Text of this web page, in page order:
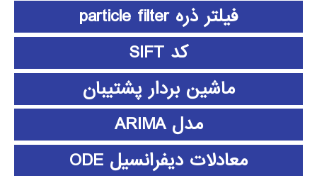
فیلتر ذره particle filter
کد SIFT
ماشین بردار پشتیبان
مدل ARIMA
معادلات دیفرانسیل ODE